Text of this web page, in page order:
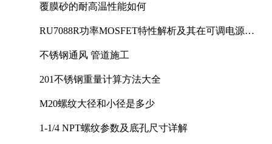
覆膜砂的耐高温性能如何
RU7088R功率MOSFET特性解析及其在可调电源设
不锈钢通风 管道施工
201不锈钢重量计算方法大全
M20螺纹大径和小径是多少
1-1/4 NPT螺纹参数及底孔尺寸详解